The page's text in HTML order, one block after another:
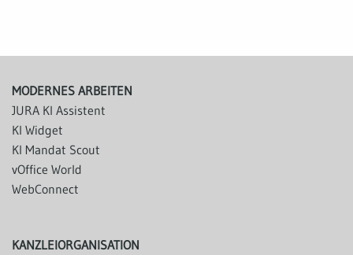
MODERNES ARBEITEN
JURA KI Assistent
KI Widget
KI Mandat Scout
vOffice World
WebConnect
KANZLEIORGANISATION